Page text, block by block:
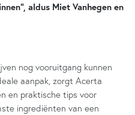
aldus Miet Vanhegen en
nog vooruitgang kunnen
aanpak, zorgt Acerta
en praktische tips voor
ingrediënten van een